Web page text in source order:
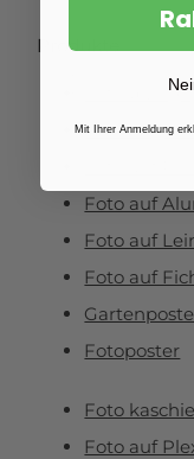
Produkte
Fotoabzüge
Foto auf
Foto auf
Foto auf
Fotoposter
Foto
Foto auf
Mit Ihrer Anmeldung